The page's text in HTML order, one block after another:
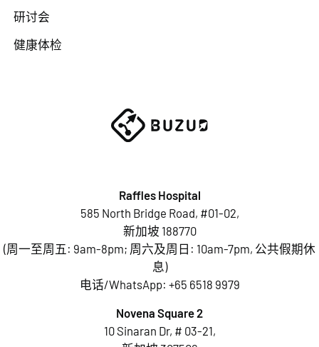
研讨会
健康体检
Raffles Hospital
585 North Bridge Road, #01-02,
新加坡 188770
(周一至周五: 9am-8pm; 周六及周日: 10am-7pm, 公共假期休
息)
电话/WhatsApp: +65 6518 9979
Novena Square 2
10 Sinaran Dr, # 03-21,